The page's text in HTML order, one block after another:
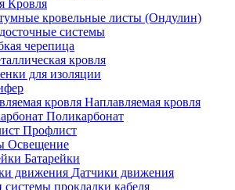
Кровля
кровельные листы (Ондулин)
системы
черепица
кровля
для изоляции
Наплавляемая кровля
Поликарбонат
Профлист
Освещение
Батарейки
Датчики движения
системы прокладки кабеля